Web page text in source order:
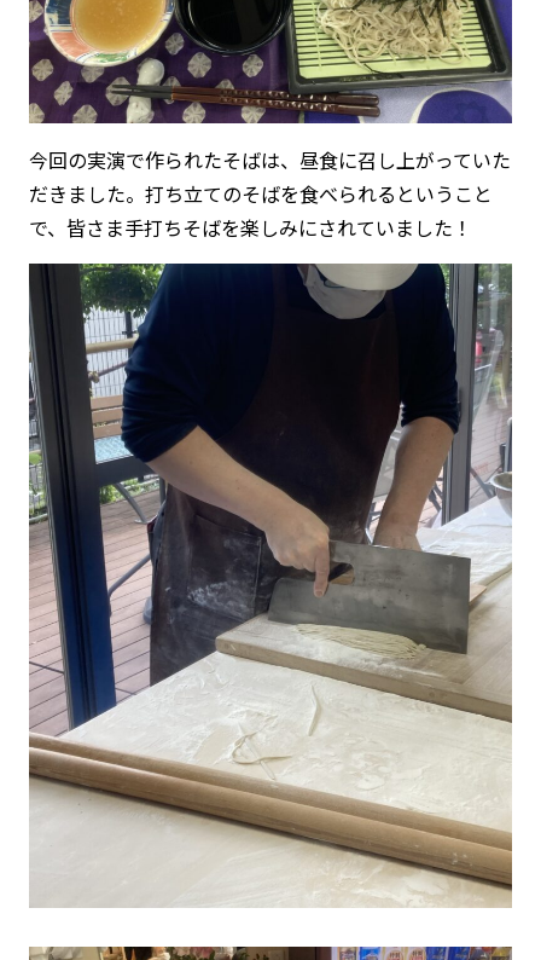
今回の実演で作られたそばは、昼食に召し上がっていた
だきました。打ち立てのそばを食べられるということ
で、皆さま手打ちそばを楽しみにされていました！